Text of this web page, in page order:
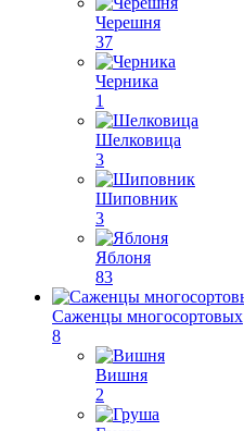
Черешня
37
Черника
1
Шелковица
3
Шиповник
3
Яблоня
83
Саженцы многосортовых
8
Вишня
2